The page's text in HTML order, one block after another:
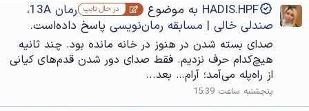
HADIS.HPF به موضوع در حال تایپ
رمان 13A،
صندلی خالی | مسابقه رمان‌نویسی پاسخ داده‌است.
صدای بسته شدن در هنوز در خانه مانده بود. چند ثانیه
هیچ‌کدام حرف نزدیم. فقط صدای دور شدن قدم‌های کیانی
از راه‌پله می‌آمد؛ آرام… بعد...
پنجشنبه ساعت 15:39